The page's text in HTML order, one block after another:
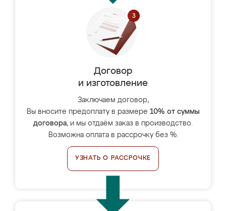
Договор
и изготовление
Заключаем договор,
Вы вносите предоплату в размере 10% от суммы
договора, и мы отдаём заказ в производство.
Возможна оплата в рассрочку без %.
УЗНАТЬ О РАССРОЧКЕ